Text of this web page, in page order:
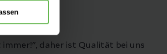
immer!", daher ist Qualität bei uns